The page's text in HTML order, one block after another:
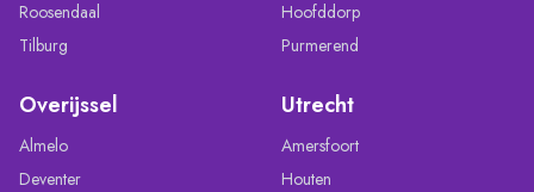
Roosendaal
Tilburg
Hoofddorp
Purmerend
Overijssel
Almelo
Deventer
Utrecht
Amersfoort
Houten